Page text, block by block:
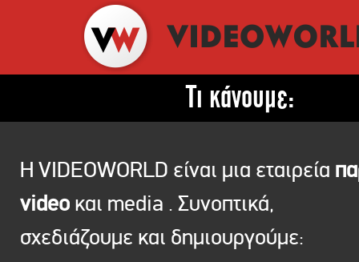
Τι κάνουμε:
Η VIDEOWORLD είναι μια εταιρεία
video και media . Συνοπτικά,
σχεδιάζουμε και δημιουργούμε: